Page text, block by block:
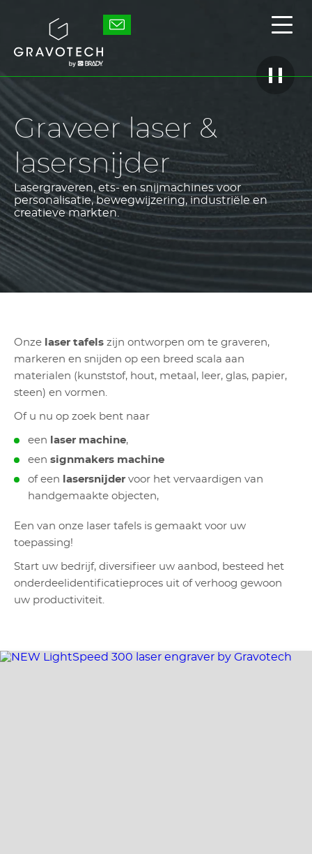
Gravotech
Toon
Graveer laser &
lasersnijder
Lasergraveren, ets- en snijmachines voor
personalisatie, bewegwijzering, industriële en
creatieve markten.
Onze laser tafels zijn ontworpen om te graveren,
markeren en snijden op een breed scala aan
materialen (kunststof, hout, metaal, leer, glas, papier,
steen) en vormen.
Of u nu op zoek bent naar
een laser machine,
een signmakers machine
of een
lasersnijder voor het vervaardigen van
handgemaakte objecten,
Een van onze laser tafels is gemaakt voor uw
toepassing!
Start uw bedrijf, diversifieer uw aanbod, besteed het
onderdeelidentificatieproces uit of verhoog gewoon
uw productiviteit.